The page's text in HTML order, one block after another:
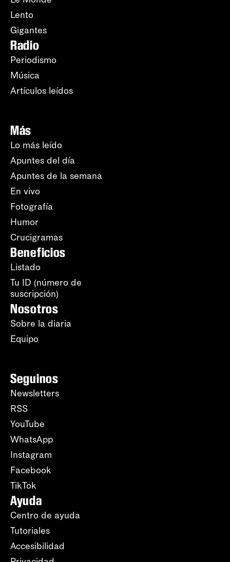
Lento
Gigantes
Radio
Periodismo
Música
Artículos leídos
Más
Lo más leído
Apuntes del día
Apuntes de la semana
En vivo
Fotografía
Humor
Crucigramas
Beneficios
Listado
Tu ID (número de
suscripción)
Nosotros
Sobre la diaria
Equipo
Seguinos
Newsletters
RSS
YouTube
WhatsApp
Instagram
Facebook
TikTok
Ayuda
Centro de ayuda
Tutoriales
Accesibilidad